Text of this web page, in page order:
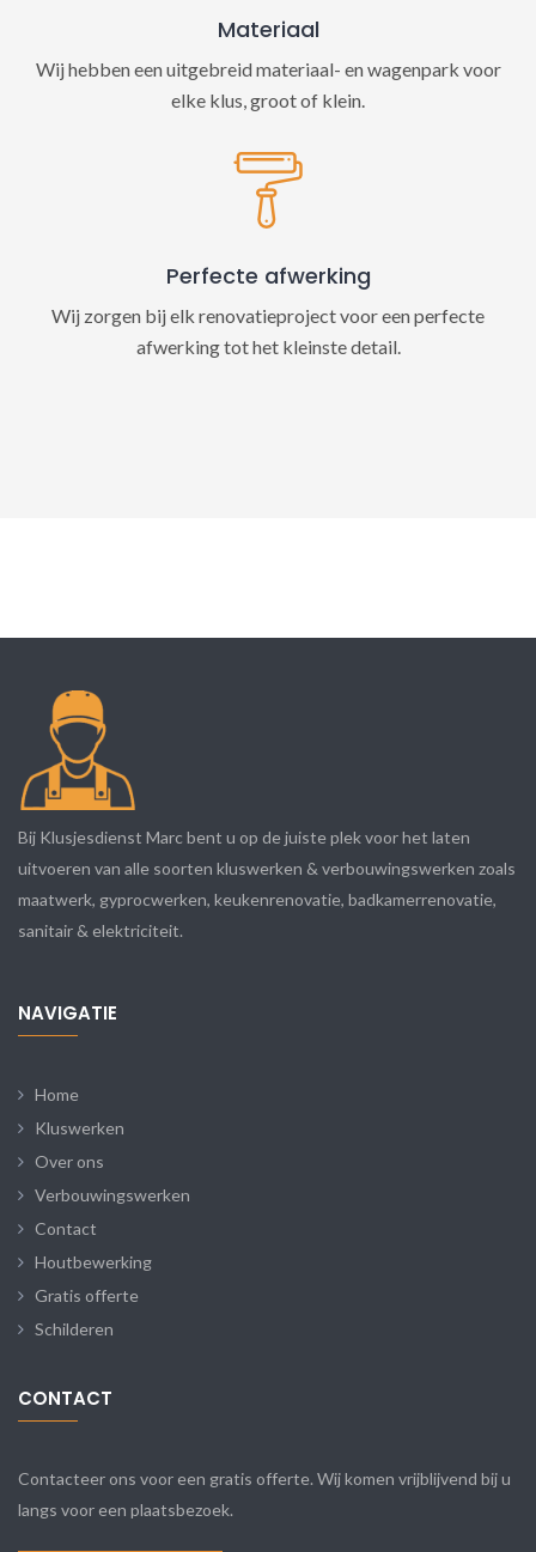
Materiaal
Wij hebben een uitgebreid materiaal- en wagenpark voor
elke klus, groot of klein.
Perfecte afwerking
Wij zorgen bij elk renovatieproject voor een perfecte
afwerking tot het kleinste detail.
Bij Klusjesdienst Marc bent u op de juiste plek voor het laten
uitvoeren van alle soorten kluswerken & verbouwingswerken zoals
maatwerk, gyprocwerken, keukenrenovatie, badkamerrenovatie,
sanitair & elektriciteit.
NAVIGATIE
Home
Kluswerken
Over ons
Verbouwingswerken
Contact
Houtbewerking
Gratis offerte
Schilderen
CONTACT
Contacteer ons voor een gratis offerte. Wij komen vrijblijvend bij u
langs voor een plaatsbezoek.